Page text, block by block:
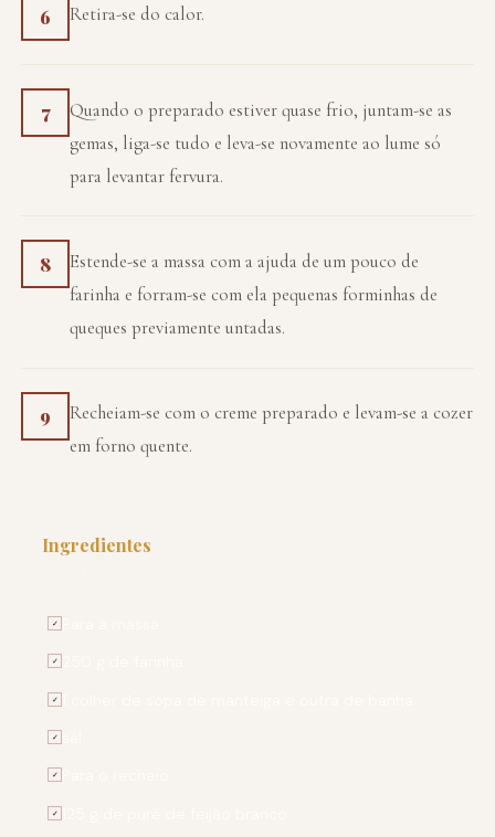
6 Retira-se do calor.
7
Quando o preparado estiver quase frio, juntam-se as
gemas, liga-se tudo e leva-se novamente ao lume só
para levantar fervura.
8
Estende-se a massa com a ajuda de um pouco de
farinha e forram-se com ela pequenas forminhas de
queques previamente untadas.
9
Recheiam-se com o creme preparado e levam-se a cozer
em forno quente.
Ingredientes
✓
✓
✓
✓
✓
✓